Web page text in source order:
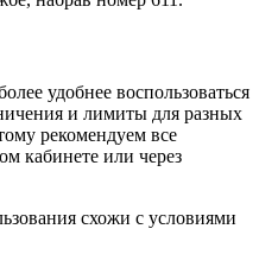
удобнее воспользоваться
и лимиты для разных
рекомендуем все
кабинете или через
схожи с условиями